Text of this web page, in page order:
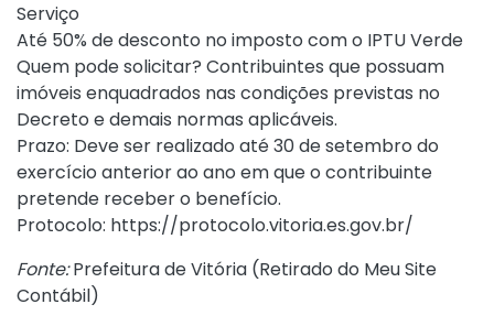
Serviço
Até 50% de desconto no imposto com o IPTU Verde
Quem pode solicitar? Contribuintes que possuam
imóveis enquadrados nas condições previstas no
Decreto e demais normas aplicáveis.
Prazo: Deve ser realizado até 30 de setembro do
exercício anterior ao ano em que o contribuinte
pretende receber o benefício.
Protocolo: https://protocolo.vitoria.es.gov.br/
Fonte:Prefeitura de Vitória (Retirado do Meu Site
Contábil)